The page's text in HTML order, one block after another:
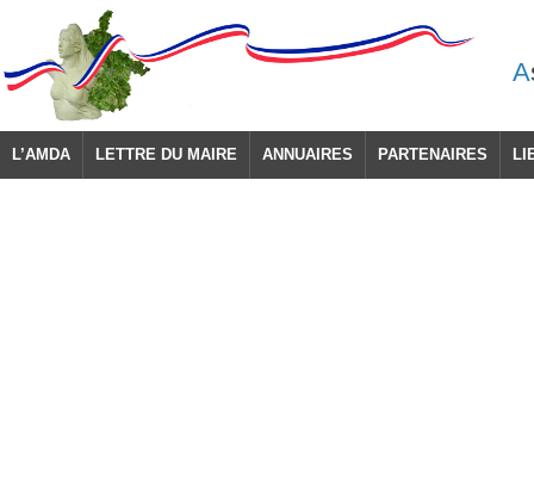
A
L’AMDA LETTRE DU MAIRE ANNUAIRES PARTENAIRES